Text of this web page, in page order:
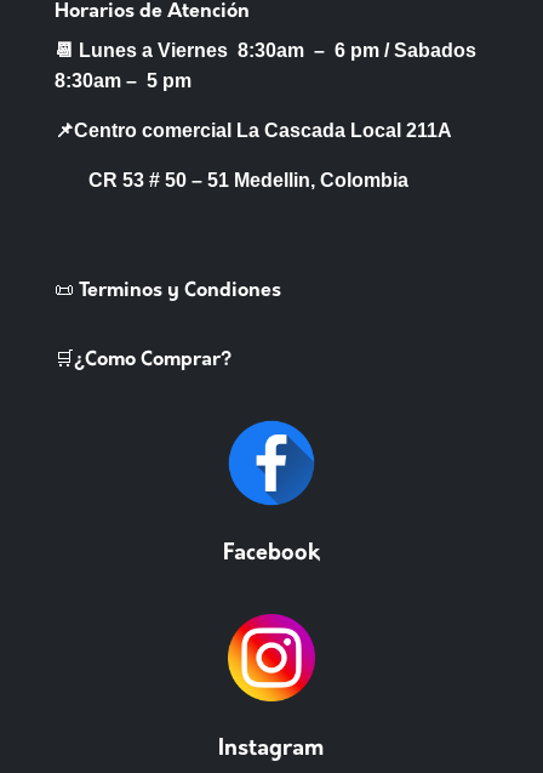
Horarios de Atención
📆 Lunes a Viernes 8:30am – 6 pm /Sabados
8:30am – 5 pm
📌Centro comercial La Cascada Local 211A
CR 53 # 50 – 51 Medellin, Colombia
📜 Terminos y Condiones
🛒¿Como Comprar?
Facebook
Instagram